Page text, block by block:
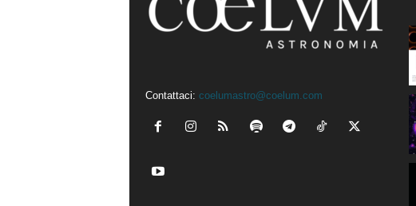
Contattaci: coelumastro@coelum.com